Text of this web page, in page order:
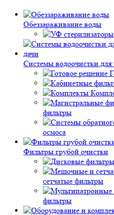
Обеззараживание воды
Системы водоочистки для
фильтры
осмоса
Фильтры грубой очистки
сетчатые фильтры
фильтры